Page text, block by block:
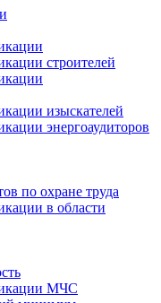
строителей
изыскателей
энергоаудиторов
по охране труда
в области
МЧС